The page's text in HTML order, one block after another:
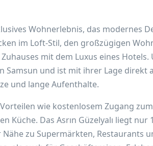
Wohnerlebnis, das modernes
im Loft-Stil, den großzügigen
mit dem Luxus eines Hotels.
Samsun und ist mit ihrer Lage direkt
und lange Aufenthalte.
wie kostenlosem Zugang
Küche. Das Asrın Güzelyalı liegt nur
zu Supermärkten, Restaurants